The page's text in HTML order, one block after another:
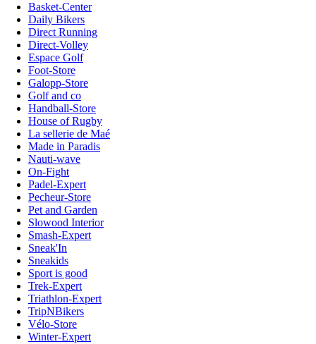
Basket-Center
Daily Bikers
Direct Running
Direct-Volley
Espace Golf
Foot-Store
Galopp-Store
Golf and co
Handball-Store
House of Rugby
La sellerie de Maé
Made in Paradis
Nauti-wave
On-Fight
Padel-Expert
Pecheur-Store
Pet and Garden
Slowood Interior
Smash-Expert
Sneak'In
Sneakids
Sport is good
Trek-Expert
Triathlon-Expert
TripNBikers
Vélo-Store
Winter-Expert